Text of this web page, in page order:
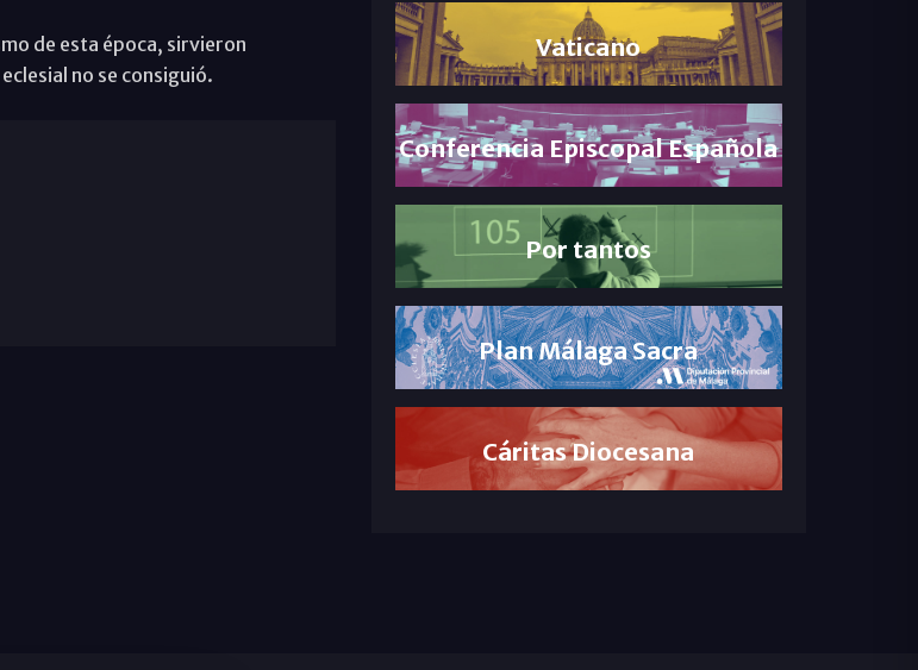
de esta época, sirvieron
no se consiguió.
Vaticano
Conferencia Episcopal Española
Por tantos
Plan Málaga Sacra
Cáritas Diocesana